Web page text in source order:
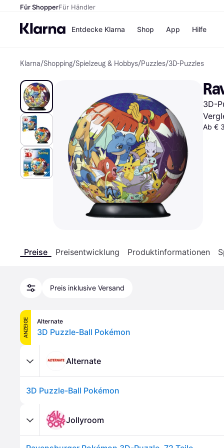
Für ShopperFür Händler
Entdecke Klarna
Zahlungsmethoden
Bezahle in 3
Bezahle in bis zu 30
Ratenzahlung
Shop
Shops
H&M
Temu
App Hilfe
Klarna/Shopping/Spielzeug & Hobbys/Puzzles/3D-Puzzles
3D-
Ab €
Preise Preisentwicklung Produktinformationen
Preis inklusive Versand
ANZEIGE Alternate
3D Puzzle-Ball Pokémon
Alternate
3D Puzzle-Ball Pokémon
Jollyroom